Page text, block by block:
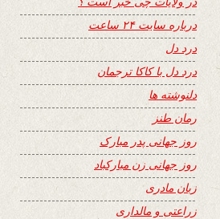
درباره سایت ۲۴ ساعت
درد دل
درد دل با کاکا ترجمان
دلنوشته ها
رمان طنز
روز جهانی پدر مبارک
روز جهانی زن مبارکباد
زبان مادری
زراعتی و مالداری